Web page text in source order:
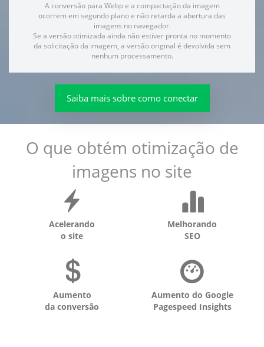
A conversão para Webp e a compactação da imagem
ocorrem em segundo plano e não retarda a abertura das
imagens no navegador.
Se a versão otimizada ainda não estiver pronta no momento
da solicitação da imagem, a versão original é devolvida sem
nenhum processamento.
Saiba mais sobre como conectar
O que obtém otimização de
imagens no site
Acelerando
o site
Melhorando
SEO
Aumento
da conversão
Aumento do Google
Pagespeed Insights